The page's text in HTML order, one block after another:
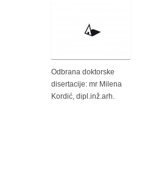
Odbrana doktorske
disertacije: mr Milena
Kordić, dipl.inž.arh.